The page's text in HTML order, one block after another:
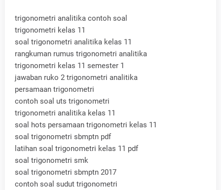
trigonometri analitika contoh soal
trigonometri kelas 11
soal trigonometri analitika kelas 11
rangkuman rumus trigonometri analitika
trigonometri kelas 11 semester 1
jawaban ruko 2 trigonometri analitika
persamaan trigonometri
contoh soal uts trigonometri
trigonometri analitika kelas 11
soal hots persamaan trigonometri kelas 11
soal trigonometri sbmptn pdf
latihan soal trigonometri kelas 11 pdf
soal trigonometri smk
soal trigonometri sbmptn 2017
contoh soal sudut trigonometri